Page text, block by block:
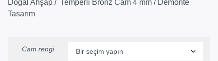
Doğal Ahşap / Temperli Bronz Cam 4 mm / Demonte
Tasarım
Cam rengi